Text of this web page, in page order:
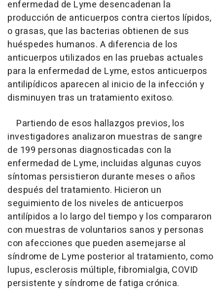
enfermedad de Lyme desencadenan la
producción de anticuerpos contra ciertos lípidos,
o grasas, que las bacterias obtienen de sus
huéspedes humanos. A diferencia de los
anticuerpos utilizados en las pruebas actuales
para la enfermedad de Lyme, estos anticuerpos
antilipídicos aparecen al inicio de la infección y
disminuyen tras un tratamiento exitoso.
Partiendo de esos hallazgos previos, los
investigadores analizaron muestras de sangre
de 199 personas diagnosticadas con la
enfermedad de Lyme, incluidas algunas cuyos
síntomas persistieron durante meses o años
después del tratamiento. Hicieron un
seguimiento de los niveles de anticuerpos
antilípidos a lo largo del tiempo y los compararon
con muestras de voluntarios sanos y personas
con afecciones que pueden asemejarse al
síndrome de Lyme posterior al tratamiento, como
lupus, esclerosis múltiple, fibromialgia, COVID
persistente y síndrome de fatiga crónica.